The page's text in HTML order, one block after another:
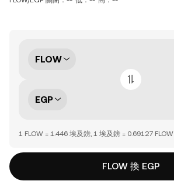
FLOW
EGP
1 FLOW = 1.446 埃及鎊, 1 埃及鎊 = 0.69127 FLOW
FLOW 換 EGP